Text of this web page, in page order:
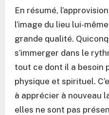
En résumé,
l’image du lieu lui-
grande qualité.
s’immerger dans le
tout ce dont il a besoin
physique et spirituel.
à apprécier à nouveau
elles ne sont pas